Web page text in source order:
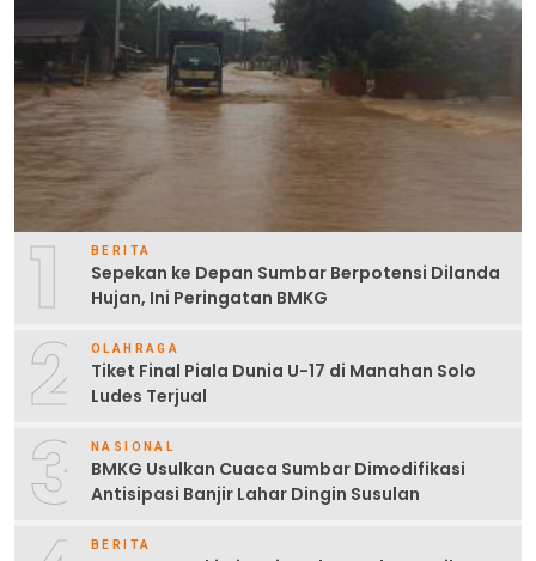
1 BERITA
Sepekan ke Depan Sumbar Berpotensi Dilanda
Hujan, Ini Peringatan BMKG
2 OLAHRAGA
Tiket Final Piala Dunia U-17 di Manahan Solo
Ludes Terjual
3 NASIONAL
BMKG Usulkan Cuaca Sumbar Dimodifikasi
Antisipasi Banjir Lahar Dingin Susulan
BERITA